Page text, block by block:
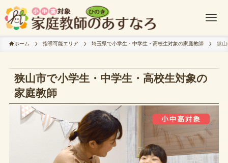
ホーム 指導可能エリア 埼玉県で小学生・中学生・高校生対象の家庭教師 狭山
狭山市で小学生・中学生・高校生対象の
家庭教師